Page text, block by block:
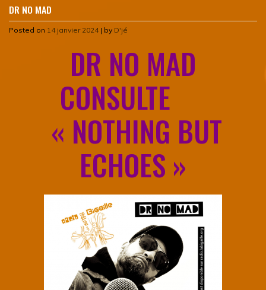
DR NO MAD
Posted on 14 janvier 2024| by D'jé
DR NO MAD
CONSULTE
« NOTHING BUT
ECHOES »